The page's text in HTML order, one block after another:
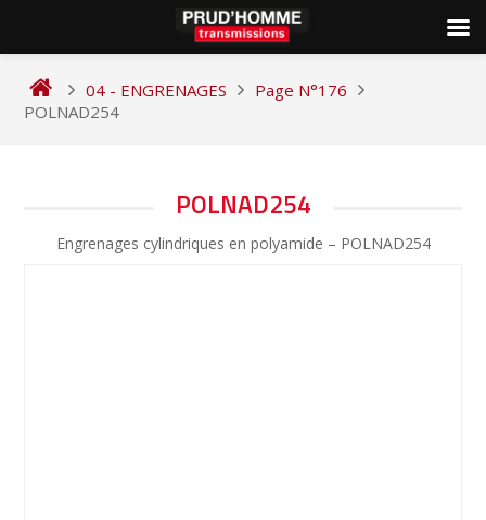
content
04 - ENGRENAGES
Page N°176
POLNAD254
POLNAD254
Engrenages cylindriques en polyamide – POLNAD254